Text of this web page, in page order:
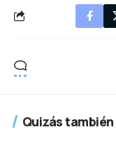
Quizás